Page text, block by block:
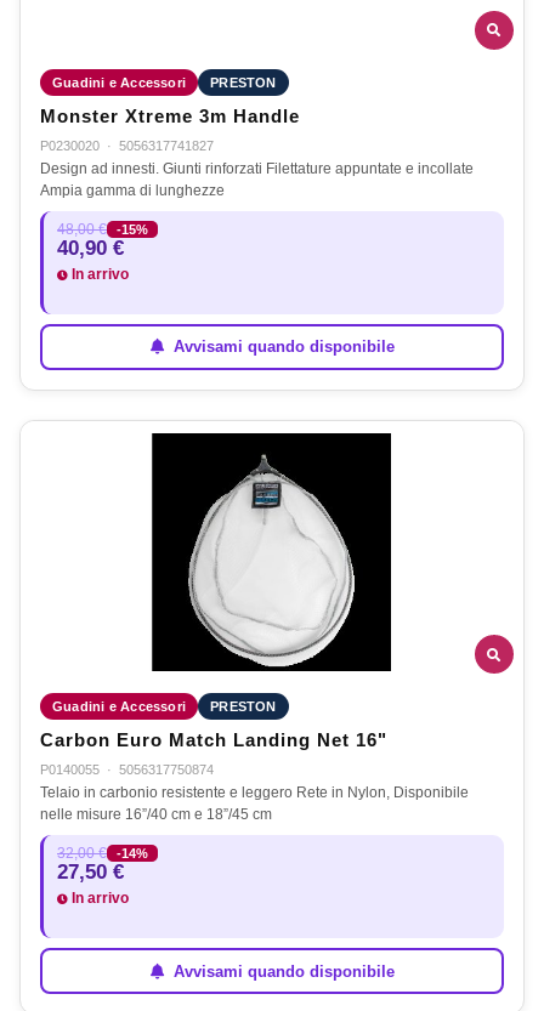
Guadini e Accessori PRESTON
Monster Xtreme 3m Handle
P0230020 · 5056317741827
Design ad innesti. Giunti rinforzati Filettature appuntate e incollate
Ampia gamma di lunghezze
48,00 € -15%
40,90 €
In arrivo
Avvisami quando disponibile
Guadini e Accessori PRESTON
Carbon Euro Match Landing Net 16"
P0140055 · 5056317750874
Telaio in carbonio resistente e leggero Rete in Nylon, Disponibile
nelle misure 16”/40 cm e 18”/45 cm
32,00 € -14%
27,50 €
In arrivo
Avvisami quando disponibile